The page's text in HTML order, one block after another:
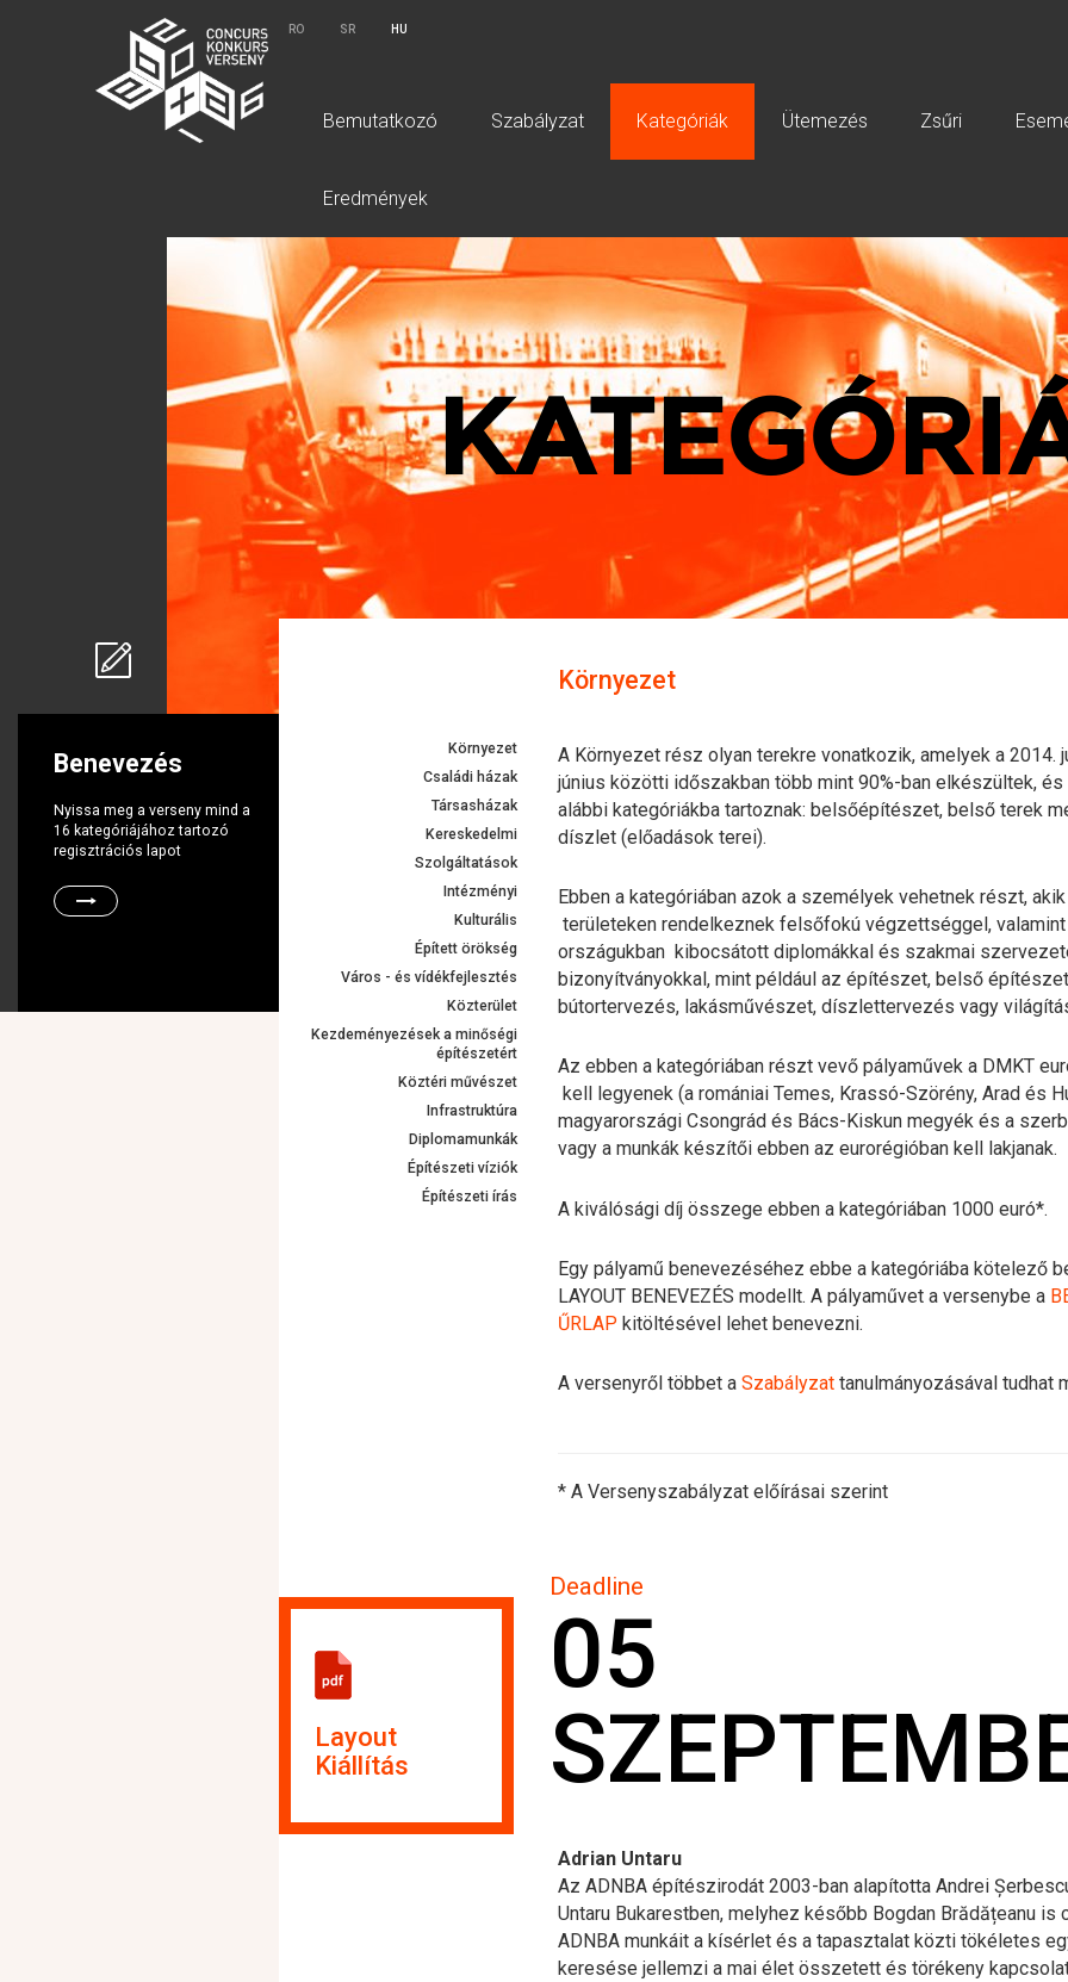
RO SR HU
Bemutatkozó Szabályzat Kategóriák Ütemezés Zsűri
Eredmények
Benevezés
Nyissa meg a verseny mind a
16 kategóriájához tartozó
regisztrációs lapot
Környezet
Családi házak
Társasházak
Kereskedelmi
Szolgáltatások
Intézményi
Kulturális
Épített örökség
Város - és vídékfejlesztés
Közterület
Kezdeményezések a minőségi
építészetért
Köztéri művészet
Infrastruktúra
Diplomamunkák
Építészeti víziók
Építészeti írás
Környezet
A Környezet rész olyan terekre vonatkozik, amelyek a 2014.
június közötti időszakban több mint 90%-ban elkészültek,
alábbi kategóriákba tartoznak: belsőépítészet, belső terek
díszlet (előadások terei).
Ebben a kategóriában azok a személyek vehetnek részt,
területeken rendelkeznek felsőfokú végzettséggel,
országukban kibocsátott diplomákkal és szakmai
bizonyítványokkal, mint például az építészet, belső
bútortervezés, lakásművészet, díszlettervezés vagy
Az ebben a kategóriában részt vevő pályaművek a DMKT
kell legyenek (a romániai Temes, Krassó-Szörény, Arad és
magyarországi Csongrád és Bács-Kiskun megyék és a
vagy a munkák készítői ebben az eurorégióban kell lakjanak.
A kiválósági díj összege ebben a kategóriában 1000 euró*.
Egy pályamű benevezéséhez ebbe a kategóriába kötelező
LAYOUT BENEVEZÉS modellt. A pályaművet a versenybe a
ŰRLAP kitöltésével lehet benevezni.
A versenyről többet a Szabályzat tanulmányozásával tudhat
* A Versenyszabályzat előírásai szerint
Layout
Kiállítás
Deadline
05
Adrian Untaru
Az ADNBA építészirodát 2003-ban alapította Andrei
Untaru Bukarestben, melyhez később Bogdan Brădățeanu is
ADNBA munkáit a kísérlet és a tapasztalat közti tökéletes
keresése jellemzi a mai élet összetett és törékeny